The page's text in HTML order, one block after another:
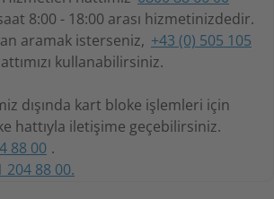
8:00 - 18:00 arası hizmetinizdedir.
aramak isterseniz, +43 (0) 505 105
kullanabilirsiniz.
dışında kart bloke işlemleri için
hattıyla iletişime geçebilirsiniz.
88 00 .
204 88 00.